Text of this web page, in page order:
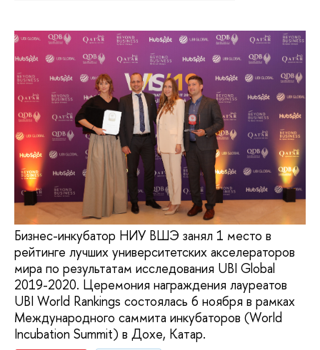
Бизнес-инкубатор НИУ ВШЭ занял 1 место в
рейтинге лучших университетских акселераторов
мира по результатам исследования UBI Global
2019-2020. Церемония награждения лауреатов
UBI World Rankings состоялась 6 ноября в рамках
Международного саммита инкубаторов (World
Incubation Summit) в Дохе, Катар.